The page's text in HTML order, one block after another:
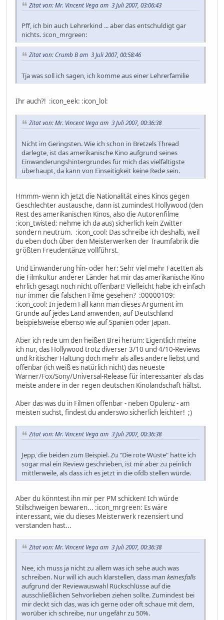
Zitat von: Mr. Vincent Vega am 3 Juli 2007, 03:06:43
Pff, ich bin auch Lehrerkind ... aber das entschuldigt gar
nichts. :icon_mrgreen:
Zitat von: Crumb B am 3 Juli 2007, 00:58:46
Tja was soll ich sagen, ich komme aus einer Lehrerfamilie
Ihr auch?! :icon_eek: :icon_lol:
Zitat von: Mr. Vincent Vega am 3 Juli 2007, 00:36:38
Nicht im Geringsten. Wie ich schon in Bretzels Thread
darlegte, ist das amerikanische Kino aufgrund seines
Einwanderungshintergrundes für mich das vielfältigste
überhaupt, da kann von Einseitigkeit keine Rede sein.
Hmmm- wenn ich jetzt die Nationalität eines Kinos gegen
Geschlechter austausche, dann ist zumindest Hollywood (den
Rest des amerikanischen Kinos, also die Autorenfilme
:icon_twisted: nehme ich da aus) sicherlich kein Zwitter
sondern neutrum. :icon_cool: Das schreibe ich deshalb, weil
du eben doch über den Meisterwerken der Traumfabrik die
größten Freudentänze vollführst.
Und Einwanderung hin- oder her: Sehr viel mehr Facetten als
die Filmkultur anderer Länder hat mir das amerikanische Kino
ehrlich gesagt noch nicht offenbart! Vielleicht habe ich einfach
nur immer die falschen Filme gesehen? :00000109:
:icon_cool: In jedem Fall kann man dieses Argument im
Grunde auf jedes Land anwenden, auf Deutschland
beispielsweise ebenso wie auf Spanien oder Japan.
Aber ich rede um den heißen Brei herum: Eigentlich meine
ich nur, das Hollywood trotz diverser 3/10 und 4/10-Reviews
und kritischer Haltung doch mehr als alles andere liebst und
offenbar (ich weiß es natürlich nicht) das neueste
Warner/Fox/Sony/Universal-Release für interessanter als das
meiste andere in der regen deutschen Kinolandschaft hältst.
Aber das was du in Filmen offenbar - neben Opulenz - am
meisten suchst, findest du anderswo sicherlich leichter! ;)
Zitat von: Mr. Vincent Vega am 3 Juli 2007, 00:36:38
Jepp, die beiden zum Beispiel. Zu "Die rote Wüste" hatte ich
sogar mal ein Review geschrieben, ist mir aber zu peinlich
mittlerweile, als dass ich es jetzt in die ofdb stellen würde.
Aber du könntest ihn mir per PM schicken! Ich würde
Stillschweigen bewaren... :icon_mrgreen: Es wäre
interessant, wie du dieses Meisterwerk rezensiert und
verstanden hast...
Zitat von: Mr. Vincent Vega am 3 Juli 2007, 00:36:38
Nee, ich muss ja nicht zu allem was ich sehe auch was
schreiben. Nur will ich auch klarstellen, dass man keinesfalls
aufgrund der Reviewauswahl Rückschlüsse auf die
ausschließlichen Sehvorlieben ziehen sollte. Zumindest bei
mir deckt sich das, was ich gerne oder oft schaue mit dem,
worüber ich schreibe, nur ungefähr zu 50%.